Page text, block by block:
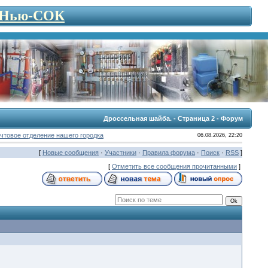
Нью-СОК
Дроссельная шайба. - Страница 2 - Форум
отделение нашего городка 06.08.2026, 22:20
[ Новые сообщения· Участники· Правила форума· Поиск· RSS]
[ Отметить все сообщения прочитанными]